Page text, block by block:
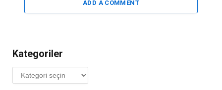
ADD A COMMENT
Kategoriler
Kategoriler